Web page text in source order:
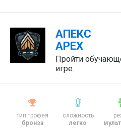
АПЕКС
APEX
Пройти
игре.
тип трофея
бронза
сложность
легко